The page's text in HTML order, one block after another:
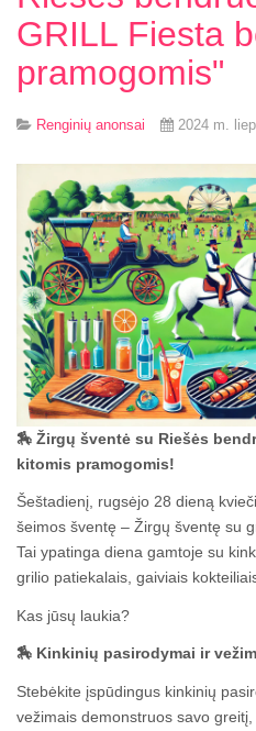
GRILL Fiesta
pramogomis"
Renginių anonsai 2024 m.
🏇 Žirgų šventė su Riešės
kitomis pramogomis!
Šeštadienį, rugsėjo 28 dieną
šeimos šventę – Žirgų šventę su
Tai ypatinga diena gamtoje su
grilio patiekalais, gaiviais
Kas jūsų laukia?
🏇 Kinkinių pasirodymai ir
Stebėkite įspūdingus kinkinių
vežimais demonstruos savo